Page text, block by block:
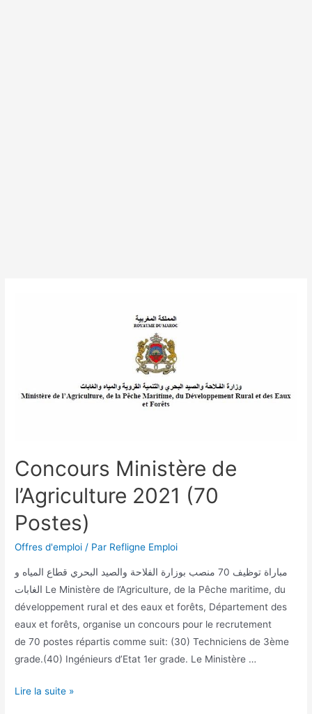
Concours Ministère de
l’Agriculture 2021 (70
Postes)
Offres d'emploi / Par Refligne Emploi
مباراة توظيف 70 منصب بوزارة الفلاحة والصيد البحري قطاع المياه و
الغابات Le Ministère de l’Agriculture, de la Pêche maritime, du
développement rural et des eaux et forêts, Département des
eaux et forêts, organise un concours pour le recrutement
de 70 postes répartis comme suit: (30) Techniciens de 3ème
grade.(40) Ingénieurs d’Etat 1er grade. Le Ministère …
Lire la suite »